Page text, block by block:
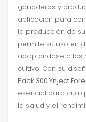
ganaderos y
aplicación para
la producción de
permite su uso en
adaptándose a las
cultivo. Con su
Pack 300 Ynject
esencial para
la salud y el